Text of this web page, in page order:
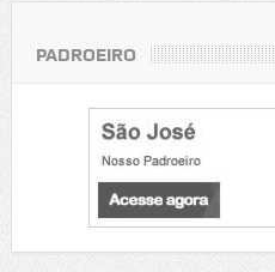
PADROEIRO